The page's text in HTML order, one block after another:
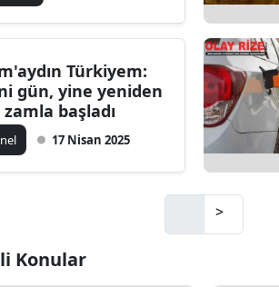
Türkiyem:
gün, yine yeniden
başladı
17 Nisan 2025
>
Konular